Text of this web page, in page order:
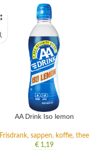
AA Drink Iso lemon
Frisdrank, sappen, koffie, thee
€1,19